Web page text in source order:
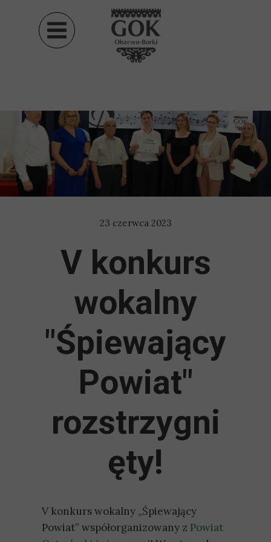
23 czerwca 2023
V konkurs
wokalny
"Śpiewający
Powiat"
rozstrzygni
ęty!
V konkurs wokalny „Śpiewający
Powiat” współorganizowany z Powiat